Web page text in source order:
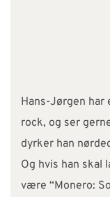
Hans-Jørgen
rock, og ser
dyrker han
Og hvis han skal
være “Monero: